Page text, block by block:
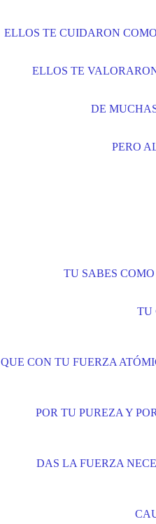
ELLOS TE CUIDARON
ELLOS TE
DE
PERO
TU SABES
TU
QUE CON TU FUERZA
POR TU PUREZA Y
DAS LA FUERZA